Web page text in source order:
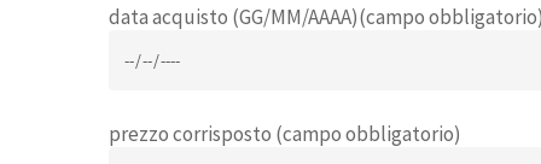
data acquisto (GG/MM/AAAA)(campo
prezzo corrisposto (campo obbligatorio)